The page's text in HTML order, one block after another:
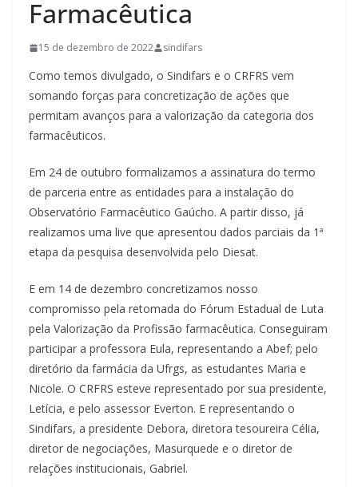
Farmacêutica
15 de dezembro de 2022 sindifars
Como temos divulgado, o Sindifars e o CRFRS vem
somando forças para concretização de ações que
permitam avanços para a valorização da categoria dos
farmacêuticos.
Em 24 de outubro formalizamos a assinatura do termo
de parceria entre as entidades para a instalação do
Observatório Farmacêutico Gaúcho. A partir disso, já
realizamos uma live que apresentou dados parciais da 1ª
etapa da pesquisa desenvolvida pelo Diesat.
E em 14 de dezembro concretizamos nosso
compromisso pela retomada do Fórum Estadual de Luta
pela Valorização da Profissão farmacêutica. Conseguiram
participar a professora Eula, representando a Abef; pelo
diretório da farmácia da Ufrgs, as estudantes Maria e
Nicole. O CRFRS esteve representado por sua presidente,
Letícia, e pelo assessor Everton. E representando o
Sindifars, a presidente Debora, diretora tesoureira Célia,
diretor de negociações, Masurquede e o diretor de
relações institucionais, Gabriel.